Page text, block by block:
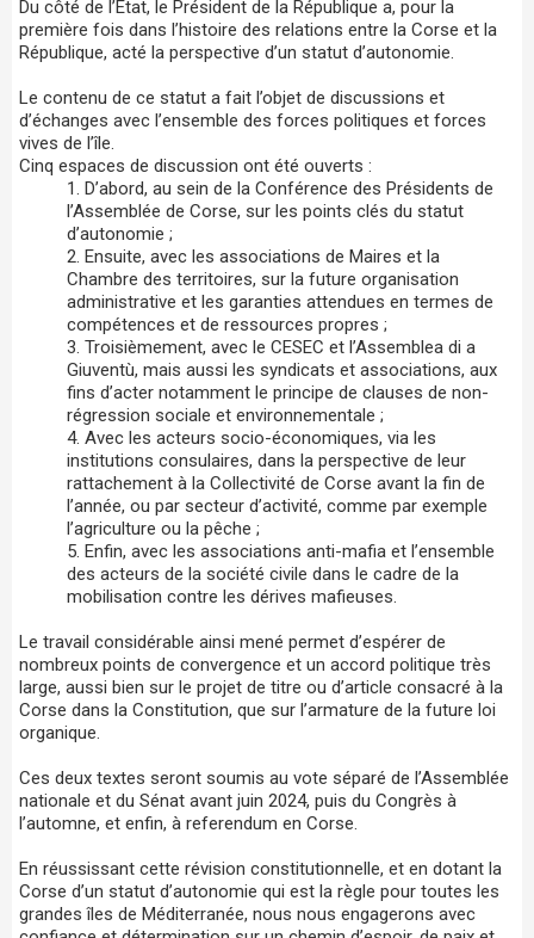
Du côté de l’Etat, le Président de la République a, pour la
première fois dans l’histoire des relations entre la Corse et la
République, acté la perspective d’un statut d’autonomie.
Le contenu de ce statut a fait l’objet de discussions et
d’échanges avec l’ensemble des forces politiques et forces
vives de l’île.
Cinq espaces de discussion ont été ouverts :
D’abord, au sein de la Conférence des Présidents de
l’Assemblée de Corse, sur les points clés du statut
d’autonomie ;
Ensuite, avec les associations de Maires et la
Chambre des territoires, sur la future organisation
administrative et les garanties attendues en termes de
compétences et de ressources propres ;
Troisièmement, avec le CESEC et l’Assemblea di a
Giuventù, mais aussi les syndicats et associations, aux
fins d’acter notamment le principe de clauses de non-
régression sociale et environnementale ;
Avec les acteurs socio-économiques, via les
institutions consulaires, dans la perspective de leur
rattachement à la Collectivité de Corse avant la fin de
l’année, ou par secteur d’activité, comme par exemple
l’agriculture ou la pêche ;
Enfin, avec les associations anti-mafia et l’ensemble
des acteurs de la société civile dans le cadre de la
mobilisation contre les dérives mafieuses.
Le travail considérable ainsi mené permet d’espérer de
nombreux points de convergence et un accord politique très
large, aussi bien sur le projet de titre ou d’article consacré à la
Corse dans la Constitution, que sur l’armature de la future loi
organique.
Ces deux textes seront soumis au vote séparé de l’Assemblée
nationale et du Sénat avant juin 2024, puis du Congrès à
l’automne, et enfin, à referendum en Corse.
En réussissant cette révision constitutionnelle, et en dotant la
Corse d’un statut d’autonomie qui est la règle pour toutes les
grandes îles de Méditerranée, nous nous engagerons avec